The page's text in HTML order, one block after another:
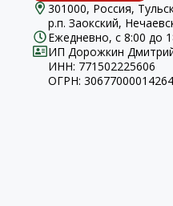
301000, Россия,
р.п. Заокский,
Ежедневно, с 8:00 до
ИП Дорожкин
ИНН: 771502225606
ОГРН: